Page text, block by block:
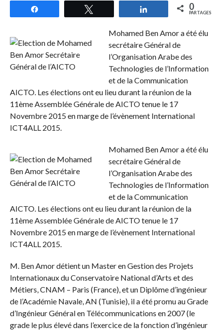
Partagez 0
PARTAGES
Mohamed Ben Amor a été élu
secrétaire Général de
l’Organisation Arabe des
Technologies de l’Information
et de la Communication
AICTO. Les élections ont eu lieu durant la réunion de la
11ème Assemblée Générale de AICTO tenue le 17
Novembre 2015 en marge de l’évènement International
ICT4ALL 2015.
Mohamed Ben Amor a été élu
secrétaire Général de
l’Organisation Arabe des
Technologies de l’Information
et de la Communication
AICTO. Les élections ont eu lieu durant la réunion de la
11ème Assemblée Générale de AICTO tenue le 17
Novembre 2015 en marge de l’évènement International
ICT4ALL 2015.
M. Ben Amor détient un Master en Gestion des Projets
Internationaux du Conservatoire National d’Arts et des
Métiers, CNAM – Paris (France), et un Diplôme d’ingénieur
de l’Académie Navale, AN (Tunisie), il a été promu au Grade
d’Ingénieur Général en Télécommunications en 2007 (le
grade le plus élevé dans l’exercice de la fonction d’ingénieur